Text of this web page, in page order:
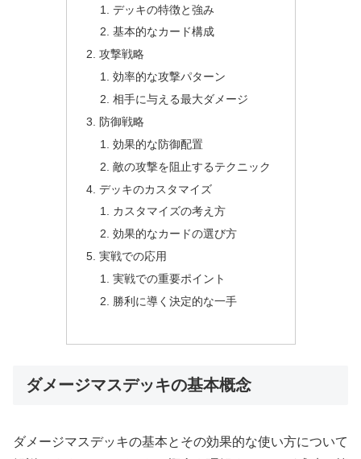
デッキの特徴と強み
基本的なカード構成
攻撃戦略
効率的な攻撃パターン
相手に与える最大ダメージ
防御戦略
効果的な防御配置
敵の攻撃を阻止するテクニック
デッキのカスタマイズ
カスタマイズの考え方
効果的なカードの選び方
実戦での応用
実戦での重要ポイント
勝利に導く決定的な一手
ダメージマスデッキの基本概念
ダメージマスデッキの基本とその効果的な使い方について